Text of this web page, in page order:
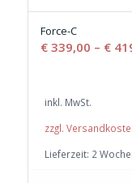
Force-C
€339,00 – €
inkl. MwSt.
zzgl.
Lieferzeit: 2